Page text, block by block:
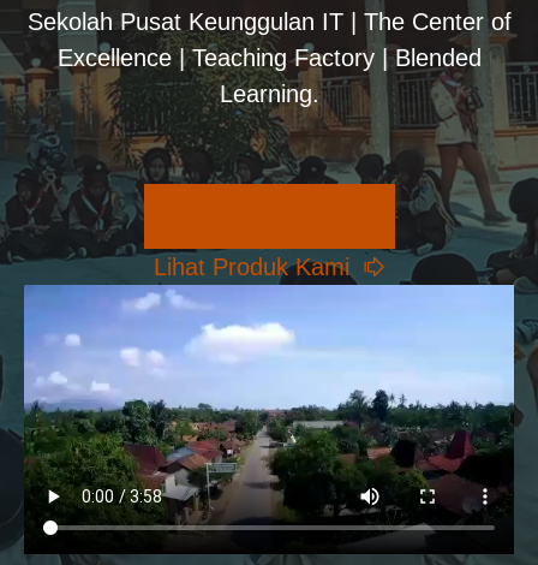
Sekolah Pusat Keunggulan IT | The Center of
Excellence | Teaching Factory | Blended
Learning.
Lihat Produk Kami